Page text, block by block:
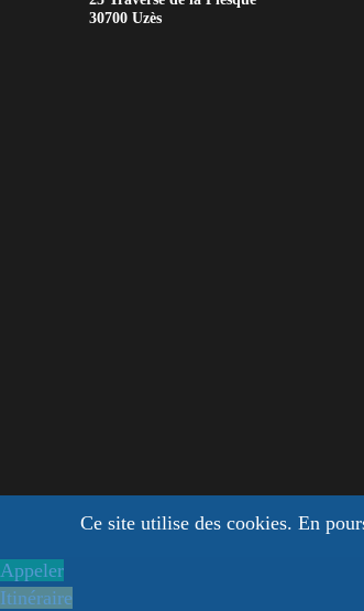
30700 Uzès
Appeler
Itinéraire
Ce site utilise des cookies. En